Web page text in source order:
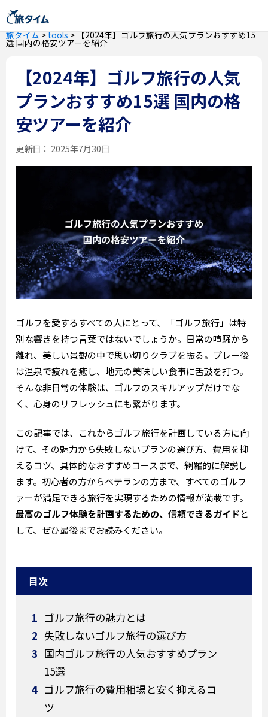
旅タイム>tools>【2024年】ゴルフ旅行の人気プランおすすめ15
選 国内の格安ツアーを紹介
【2024年】ゴルフ旅行の人気
プランおすすめ15選 国内の格
安ツアーを紹介
更新日： 2025年7月30日
ゴルフを愛するすべての人にとって、「ゴルフ旅行」は特
別な響きを持つ言葉ではないでしょうか。日常の喧騒から
離れ、美しい景観の中で思い切りクラブを振る。プレー後
は温泉で疲れを癒し、地元の美味しい食事に舌鼓を打つ。
そんな非日常の体験は、ゴルフのスキルアップだけでな
く、心身のリフレッシュにも繋がります。
この記事では、これからゴルフ旅行を計画している方に向
けて、その魅力から失敗しないプランの選び方、費用を抑
えるコツ、具体的なおすすめコースまで、網羅的に解説し
ます。初心者の方からベテランの方まで、すべてのゴルフ
ァーが満足できる旅行を実現するための情報が満載です。
最高のゴルフ体験を計画するための、信頼できるガイドと
して、ぜひ最後までお読みください。
目次
1 ゴルフ旅行の魅力とは
2 失敗しないゴルフ旅行の選び方
3 国内ゴルフ旅行の人気おすすめプラン
15選
4 ゴルフ旅行の費用相場と安く抑えるコ
ツ